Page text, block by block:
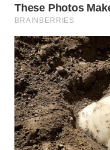
TANGERANG
WN
BINJAI
WN
CIREBON